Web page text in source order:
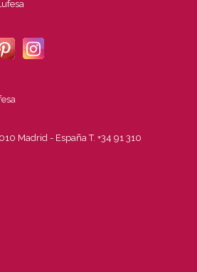
Madrid - España T. +34 91 310